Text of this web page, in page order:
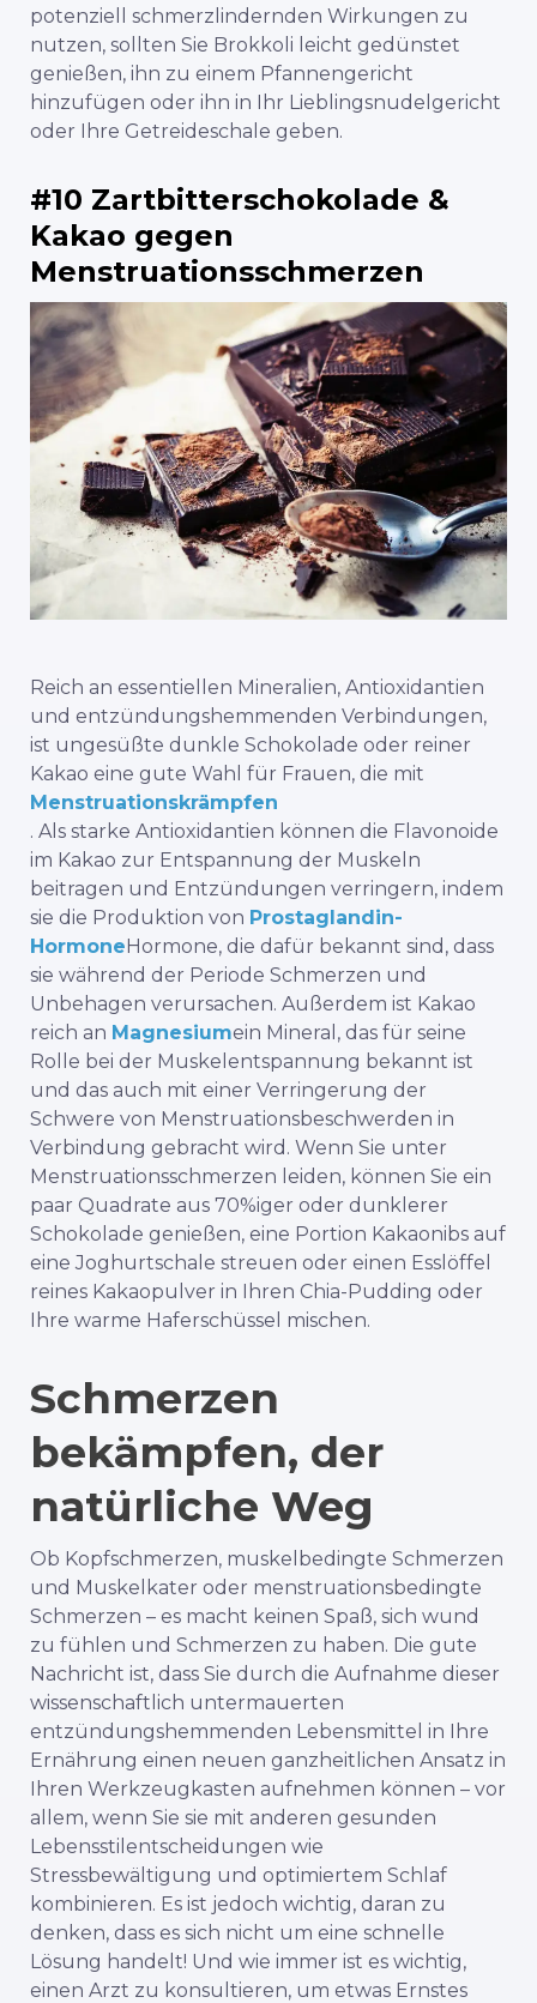
potenziell schmerzlindernden Wirkungen zu
nutzen, sollten Sie Brokkoli leicht gedünstet
genießen, ihn zu einem Pfannengericht
hinzufügen oder ihn in Ihr Lieblingsnudelgericht
oder Ihre Getreideschale geben.
#10 Zartbitterschokolade &
Kakao gegen
Menstruationsschmerzen
Reich an essentiellen Mineralien, Antioxidantien
und entzündungshemmenden Verbindungen,
ist ungesüßte dunkle Schokolade oder reiner
Kakao eine gute Wahl für Frauen, die mit
Menstruationskrämpfen
. Als starke Antioxidantien können die Flavonoide
im Kakao zur Entspannung der Muskeln
beitragen und Entzündungen verringern, indem
sie die Produktion von Prostaglandin-
HormoneHormone, die dafür bekannt sind, dass
sie während der Periode Schmerzen und
Unbehagen verursachen. Außerdem ist Kakao
reich an Magnesiumein Mineral, das für seine
Rolle bei der Muskelentspannung bekannt ist
und das auch mit einer Verringerung der
Schwere von Menstruationsbeschwerden in
Verbindung gebracht wird. Wenn Sie unter
Menstruationsschmerzen leiden, können Sie ein
paar Quadrate aus 70%iger oder dunklerer
Schokolade genießen, eine Portion Kakaonibs auf
eine Joghurtschale streuen oder einen Esslöffel
reines Kakaopulver in Ihren Chia-Pudding oder
Ihre warme Haferschüssel mischen.
Schmerzen
bekämpfen, der
natürliche Weg
Ob Kopfschmerzen, muskelbedingte Schmerzen
und Muskelkater oder menstruationsbedingte
Schmerzen – es macht keinen Spaß, sich wund
zu fühlen und Schmerzen zu haben. Die gute
Nachricht ist, dass Sie durch die Aufnahme dieser
wissenschaftlich untermauerten
entzündungshemmenden Lebensmittel in Ihre
Ernährung einen neuen ganzheitlichen Ansatz in
Ihren Werkzeugkasten aufnehmen können – vor
allem, wenn Sie sie mit anderen gesunden
Lebensstilentscheidungen wie
Stressbewältigung und optimiertem Schlaf
kombinieren. Es ist jedoch wichtig, daran zu
denken, dass es sich nicht um eine schnelle
Lösung handelt! Und wie immer ist es wichtig,
einen Arzt zu konsultieren, um etwas Ernstes